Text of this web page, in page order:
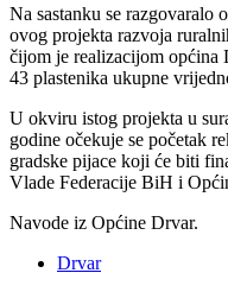
Na sastanku se razgovaralo
ovog projekta razvoja
čijom je realizacijom općina
43 plastenika ukupne
U okviru istog projekta u
godine očekuje se početak
gradske pijace koji će biti
Vlade Federacije BiH i
Navode iz Općine Drvar.
Drvar